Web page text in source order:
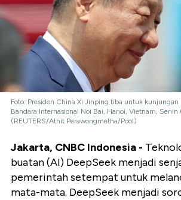
Foto: Presiden China Xi Jinping tiba untuk kunjungan
Bandara Internasional Noi Bai, Hanoi, Vietnam,
(REUTERS/Athit Perawongmetha/Pool)
Jakarta, CNBC Indonesia -
buatan (AI) DeepSeek menjadi
pemerintah setempat untuk
mata-mata. DeepSeek menjadi